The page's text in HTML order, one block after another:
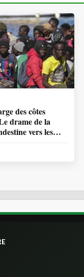
des côtes
drame de la
vers les